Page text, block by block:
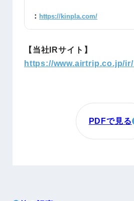
： https://kinpla.com/
【当社IRサイト】
https://www.airtrip.co.jp/ir/
PDFで見る